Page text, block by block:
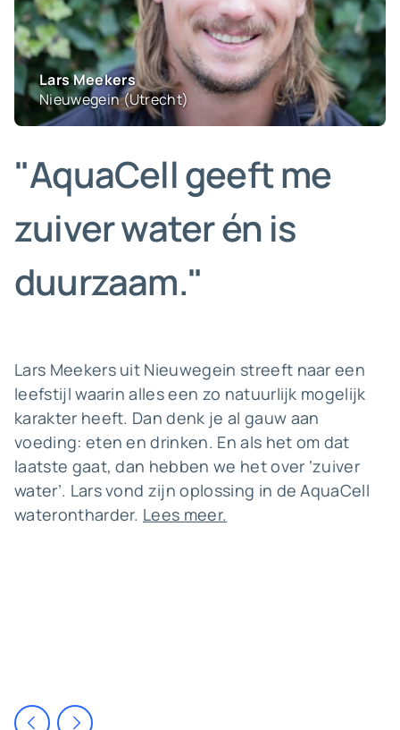
"AquaCell geeft me
zuiver water én is
duurzaam."
Lars Meekers uit Nieuwegein streeft naar een
leefstijl waarin alles een zo natuurlijk mogelijk
karakter heeft. Dan denk je al gauw aan
voeding: eten en drinken. En als het om dat
laatste gaat, dan hebben we het over ‘zuiver
water’. Lars vond zijn oplossing in de AquaCell
waterontharder. Lees meer.
Joris Ploegmakers
Peize (Drenthe)
Dirk en Marjo Rustenburg
Opperdoes (Noord-Holland)
Lars Meekers
Nieuwegein (Utrecht)